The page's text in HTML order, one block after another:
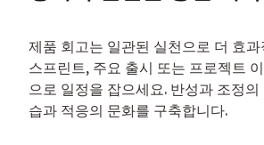
제품 회고는 일관된 실천으로 더 효
스프린트, 주요 출시 또는 프로젝트
으로 일정을 잡으세요. 반성과 조정
습과 적응의 문화를 구축합니다.